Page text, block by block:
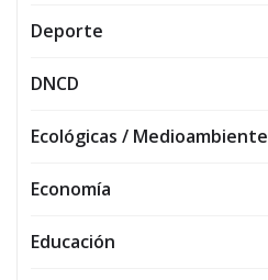
Deporte
DNCD
Ecológicas / Medioambiente
Economía
Educación